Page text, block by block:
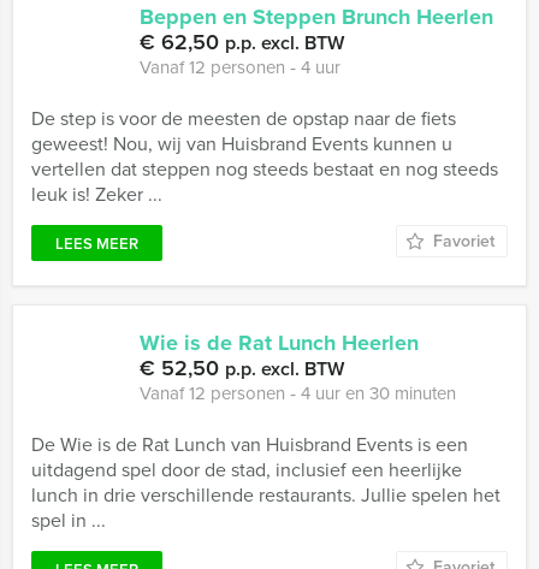
Beppen en Steppen Brunch Heerlen
€ 62,50 p.p. excl. BTW
Vanaf 12 personen ‐ 4 uur
De step is voor de meesten de opstap naar de fiets
geweest! Nou, wij van Huisbrand Events kunnen u
vertellen dat steppen nog steeds bestaat en nog steeds
leuk is! Zeker ...
LEES MEER Favoriet
Wie is de Rat Lunch Heerlen
€ 52,50 p.p. excl. BTW
Vanaf 12 personen ‐ 4 uur en 30 minuten
De Wie is de Rat Lunch van Huisbrand Events is een
uitdagend spel door de stad, inclusief een heerlijke
lunch in drie verschillende restaurants. Jullie spelen het
spel in ...